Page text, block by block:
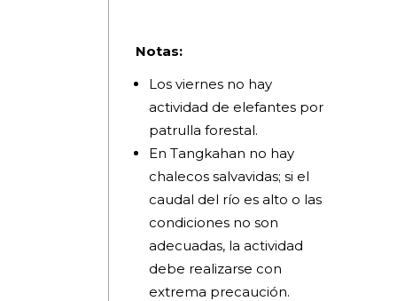
Notas:
Los viernes no hay
actividad de elefantes por
patrulla forestal.
En Tangkahan no hay
chalecos salvavidas; si el
caudal del río es alto o las
condiciones no son
adecuadas, la actividad
debe realizarse con
extrema precaución.